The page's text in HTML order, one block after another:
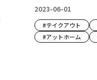
2023-06-01
#テイクアウト
#アットホーム